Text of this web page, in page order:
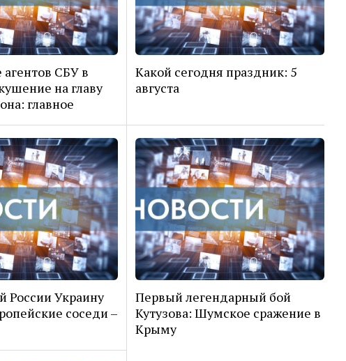
СБУ в
на главу
главное
Какой сегодня праздник: 5
августа
России Украину
соседи –
Первый легендарный бой
Кутузова: Шумское сражение в
Крыму